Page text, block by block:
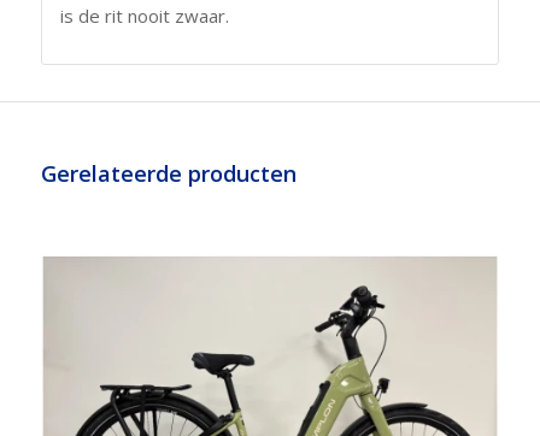
is de rit nooit zwaar.
Gerelateerde producten